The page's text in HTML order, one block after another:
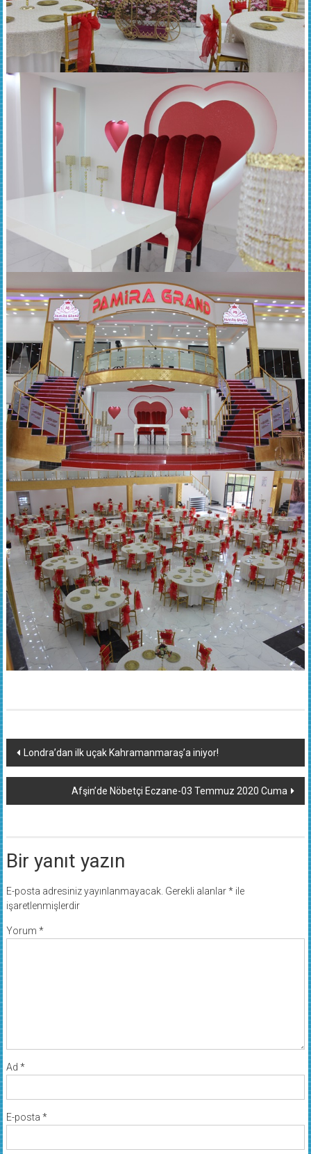
Yazı
dolaşımı
Londra’dan ilk uçak Kahramanmaraş’a iniyor!
Afşin’de Nöbetçi Eczane-03 Temmuz 2020 Cuma
Bir yanıt yazın
E-posta adresiniz yayınlanmayacak. Gerekli alanlar*ile
işaretlenmişlerdir
Yorum *
Ad *
E-posta *